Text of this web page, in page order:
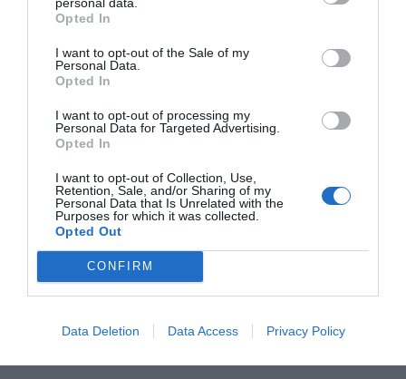
Opted In
I want to opt-out of the Sale of my
Personal Data.
Opted In
I want to opt-out of processing my
Personal Data for Targeted Advertising.
Opted In
I want to opt-out of Collection, Use,
Retention, Sale, and/or Sharing of my
Personal Data that Is Unrelated with the
Purposes for which it was collected.
Opted Out
CONFIRM
Data Deletion Data Access Privacy Policy
0 Σχόλια